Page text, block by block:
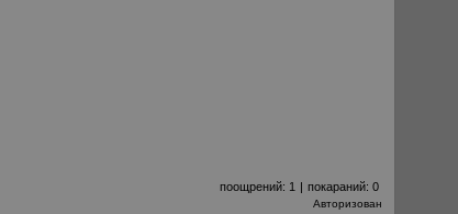
поощрений: 1 | покараний: 0
Авторизован